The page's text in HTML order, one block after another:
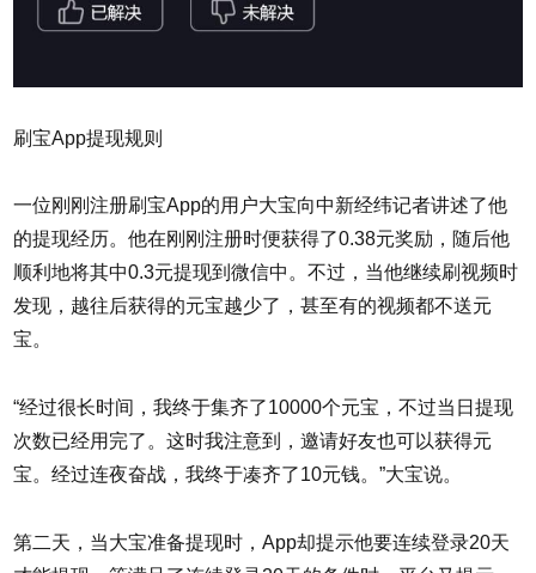
刷宝App提现规则
一位刚刚注册刷宝App的用户大宝向中新经纬记者讲述了他
的提现经历。他在刚刚注册时便获得了0.38元奖励，随后他
顺利地将其中0.3元提现到微信中。不过，当他继续刷视频时
发现，越往后获得的元宝越少了，甚至有的视频都不送元
宝。
“经过很长时间，我终于集齐了10000个元宝，不过当日提现
次数已经用完了。这时我注意到，邀请好友也可以获得元
宝。经过连夜奋战，我终于凑齐了10元钱。”大宝说。
第二天，当大宝准备提现时，App却提示他要连续登录20天